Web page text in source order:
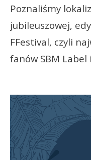
Poznaliśmy
jubileuszowej,
FFestival, czyli
fanów SBM Label